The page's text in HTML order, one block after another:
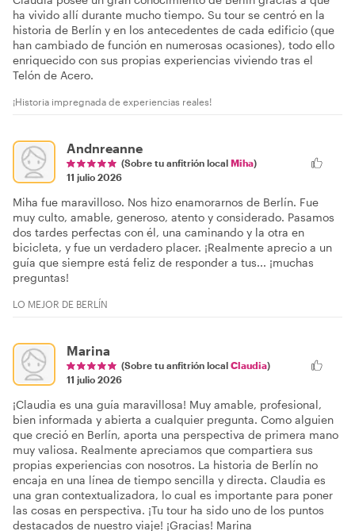
ha vivido allí durante mucho tiempo. Su tour se centró en la
historia de Berlín y en los antecedentes de cada edificio (que
han cambiado de función en numerosas ocasiones), todo ello
enriquecido con sus propias experiencias viviendo tras el
Telón de Acero.
¡Historia impregnada de experiencias reales!
Andnreanne
(Sobre tu anfitrión local Miha)
11 julio 2026
Miha fue maravilloso. Nos hizo enamorarnos de Berlín. Fue
muy culto, amable, generoso, atento y considerado. Pasamos
dos tardes perfectas con él, una caminando y la otra en
bicicleta, y fue un verdadero placer. ¡Realmente aprecio a un
guía que siempre está feliz de responder a tus... ¡muchas
preguntas!
LO MEJOR DE BERLÍN
Marina
(Sobre tu anfitrión local Claudia)
11 julio 2026
¡Claudia es una guía maravillosa! Muy amable, profesional,
bien informada y abierta a cualquier pregunta. Como alguien
que creció en Berlín, aporta una perspectiva de primera mano
muy valiosa. Realmente apreciamos que compartiera sus
propias experiencias con nosotros. La historia de Berlín no
encaja en una línea de tiempo sencilla y directa. Claudia es
una gran contextualizadora, lo cual es importante para poner
las cosas en perspectiva. ¡Tu tour ha sido uno de los puntos
destacados de nuestro viaje! ¡Gracias! Marina